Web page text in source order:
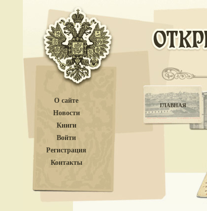
О сайте
Новости
Книги
Войти
Регистрация
Контакты
ГЛАВНАЯ